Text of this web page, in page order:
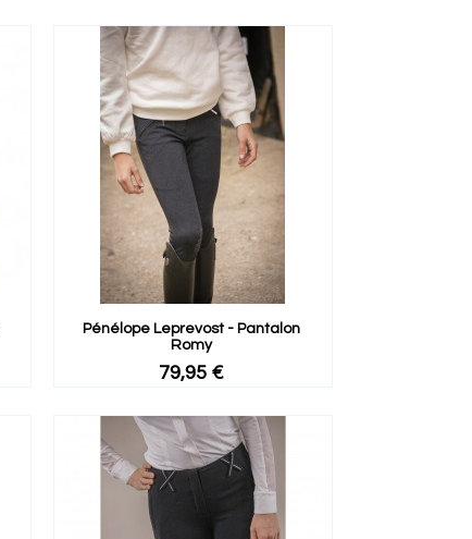
Pénélope Leprevost - Pantalon
Romy
79,95 €